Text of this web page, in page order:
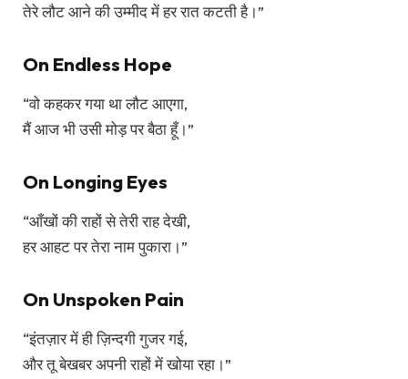
तेरे लौट आने की उम्मीद में हर रात कटती है।”
On Endless Hope
“वो कहकर गया था लौट आएगा,
मैं आज भी उसी मोड़ पर बैठा हूँ।”
On Longing Eyes
“आँखों की राहों से तेरी राह देखी,
हर आहट पर तेरा नाम पुकारा।”
On Unspoken Pain
“इंतज़ार में ही ज़िन्दगी गुजर गई,
और तू बेखबर अपनी राहों में खोया रहा।”